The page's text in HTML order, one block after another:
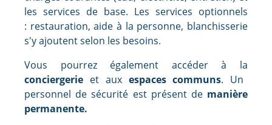
les services de base. Les services optionnels
: restauration, aide à la personne, blanchisserie
s'y ajoutent selon les besoins.
Vous pourrez également accéder à la
conciergerie et aux espaces communs. Un
personnel de sécurité est présent de manière
permanente.